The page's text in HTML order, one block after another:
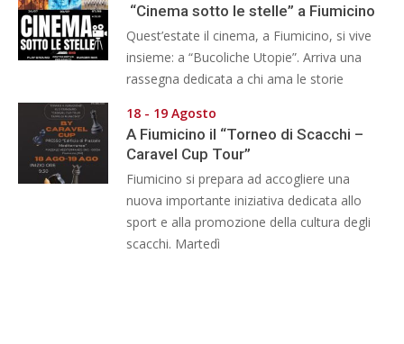
“Cinema sotto le stelle” a Fiumicino
Quest’estate il cinema, a Fiumicino, si vive
insieme: a “Bucoliche Utopie”. Arriva una
rassegna dedicata a chi ama le storie
18 - 19 Agosto
A Fiumicino il “Torneo di Scacchi –
Caravel Cup Tour”
Fiumicino si prepara ad accogliere una
nuova importante iniziativa dedicata allo
sport e alla promozione della cultura degli
scacchi. Martedì